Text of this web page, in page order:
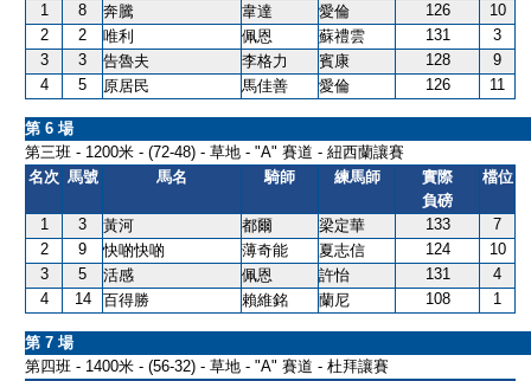
1 8 奔騰 韋達 愛倫 126
10
2
2 唯利 佩恩 蘇禮雲 131
3
3
3 告魯夫 李格力 賓康 128
9
4
5 原居民 馬佳善 愛倫 126 11
第 6 場
第三班 - 1200米 - (72-48) - 草地 - "A" 賽道 - 紐西蘭讓賽
名次 馬號 馬名 騎師 練馬師
實際
負磅
檔位
1 3 黃河 都爾 梁定華 133
7
2
9 快啲快啲 薄奇能 夏志信 124
10
3
5 活感 佩恩 許怡 131
4
4
14 百得勝 賴維銘 蘭尼 108 1
第 7 場
第四班 - 1400米 - (56-32) - 草地 - "A" 賽道 - 杜拜讓賽